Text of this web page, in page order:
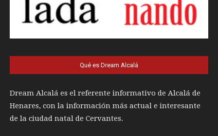
Qué es Dream Alcalá
Dream Alcalá es el referente informativo de Alcalá de
Henares, con la información más actual e interesante
de la ciudad natal de Cervantes.